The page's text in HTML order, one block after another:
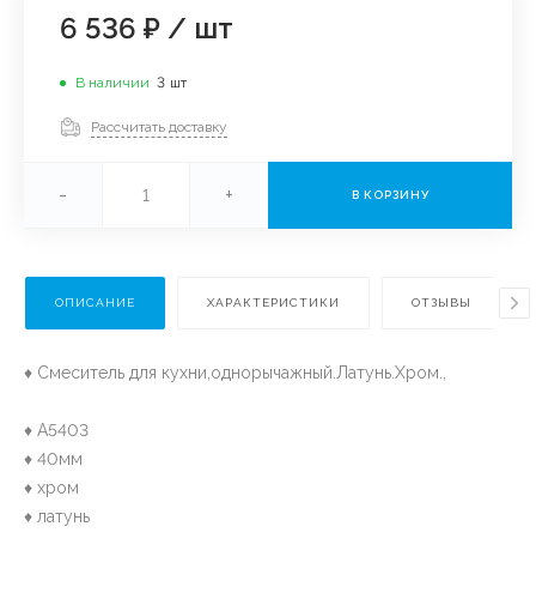
6 536 ₽ / шт
В наличии 3 шт
Рассчитать доставку
- + В КОРЗИНУ
ОПИСАНИЕ ХАРАКТЕРИСТИКИ ОТЗЫВЫ
♦ Смеситель для кухни,однорычажный.Латунь.Хром.,
♦ A5403
♦ 40мм
♦ хром
♦ латунь